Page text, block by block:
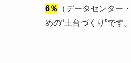
6％
（データセンター
めの“土台づくり”です。